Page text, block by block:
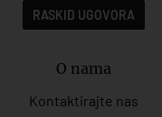
RASKID UGOVORA
O nama
Kontaktirajte nas